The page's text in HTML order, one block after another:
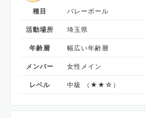
種目 バレーボール
活動場所 埼玉県
年齢層 幅広い年齢層
メンバー 女性メイン
レベル 中級 （★★☆）